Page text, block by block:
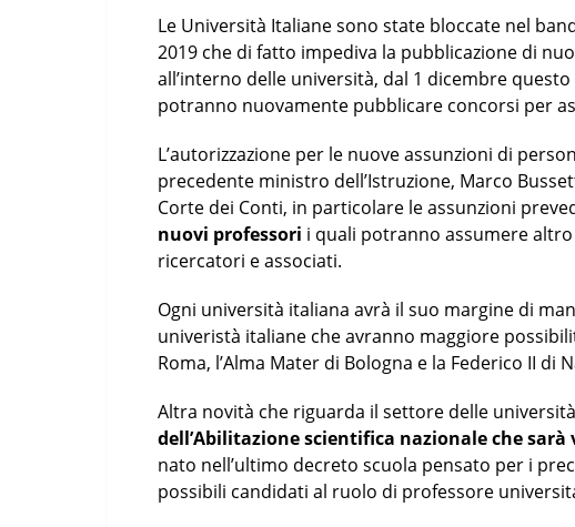
Le Università Italiane sono state bloccate nel
2019 che di fatto impediva la pubblicazione di
all’interno delle università, dal 1 dicembre
potranno nuovamente pubblicare concorsi per
L’autorizzazione per le nuove assunzioni di
precedente ministro dell’Istruzione, Marco
Corte dei Conti, in particolare le assunzioni
nuovi professori i quali potranno assumere
ricercatori e associati.
Ogni università italiana avrà il suo margine di
univeristà italiane che avranno maggiore
Roma, l’Alma Mater di Bologna e la Federico II di
Altra novità che riguarda il settore delle
dell’Abilitazione scientifica nazionale che
nato nell’ultimo decreto scuola pensato per i
possibili candidati al ruolo di professore